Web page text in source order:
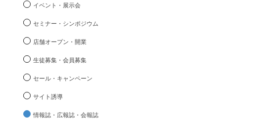
イベント・展示会
セミナー・シンポジウム
店舗オープン・開業
生徒募集・会員募集
セール・キャンペーン
サイト誘導
情報誌・広報誌・会報誌